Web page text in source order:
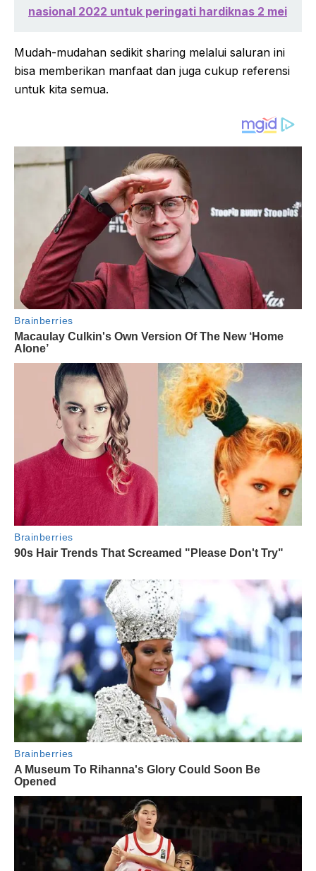
nasional 2022 untuk peringati hardiknas 2 mei
Mudah-mudahan sedikit sharing melalui saluran ini
bisa memberikan manfaat dan juga cukup referensi
untuk kita semua.